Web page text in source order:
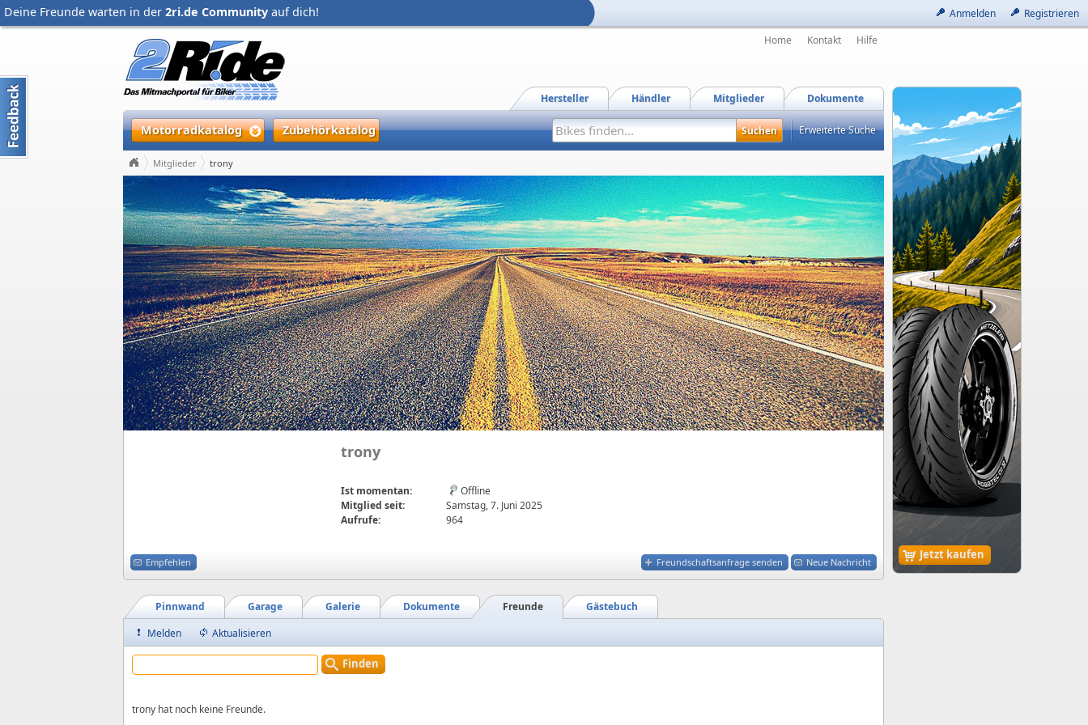
Anmelden Registrieren
Deine Freunde warten in der 2ri.de Community auf dich!
Jetzt kaufen
Home Kontakt Hilfe
Dokumente
Mitglieder
Händler
Hersteller
Motorradkatalog Zubehörkatalog Erweiterte Suche
Mitglieder trony
trony
Ist momentan:
Offline
Mitglied seit:
Samstag, 7. Juni 2025
Aufrufe:
964
Freundschaftsanfrage senden Neue Nachricht
Empfehlen
Gästebuch
Freunde
Dokumente
Galerie
Garage
Pinnwand
Melden
Aktualisieren
Finden
trony hat noch keine Freunde.